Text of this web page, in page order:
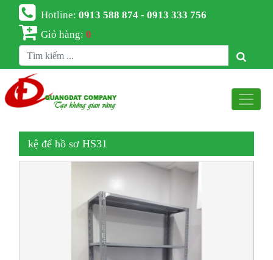
Hotline:0913 588 874 - 0913 333 756
Giỏ hàng:0
kệ để hồ sơ HS31